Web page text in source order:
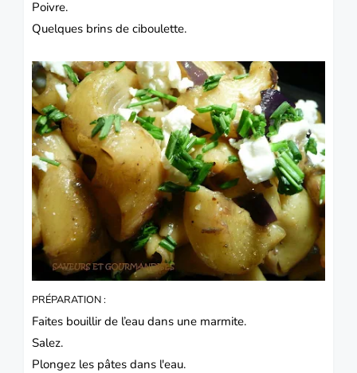
Poivre.
Quelques brins de ciboulette.
PRÉPARATION :
Faites bouillir de l’eau dans une marmite.
Salez.
Plongez les pâtes dans l'eau.